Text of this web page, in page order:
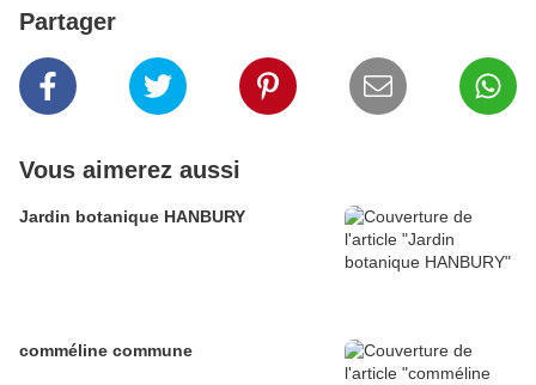
Partager
Vous aimerez aussi
Jardin botanique HANBURY
comméline commune